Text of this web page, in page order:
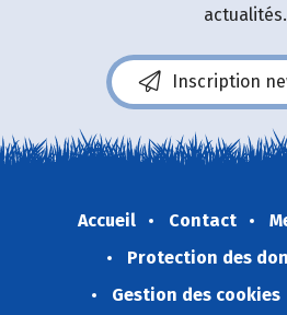
actualités.
Inscription
Accueil Contact
Protection des
Gestion des cookies